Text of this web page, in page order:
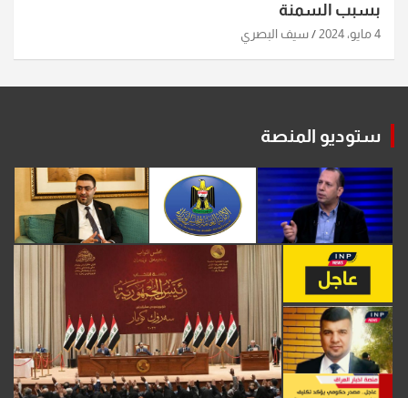
بسبب السمنة
4 مايو، 2024 سيف البصري
ستوديو المنصة